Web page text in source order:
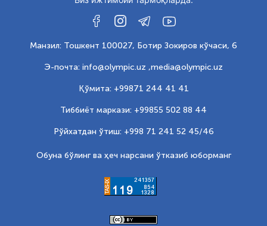
Манзил: Тошкент 100027, Ботир Зокиров кўчаси, 6
Э-почта: info@olympic.uz ,media@olympic.uz
Қўмита: +99871 244 41 41
Тиббиёт маркази: +99855 502 88 44
Рўйхатдан ўтиш: +998 71 241 52 45/46
Обуна бўлинг ва ҳеч нарсани ўтказиб юборманг